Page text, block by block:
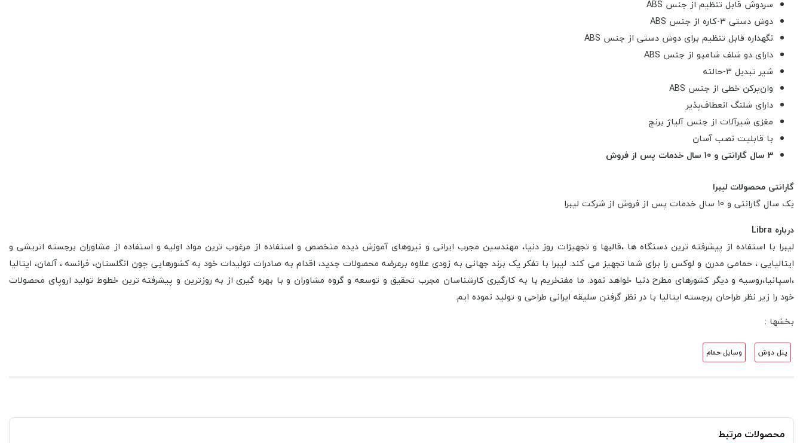
سردوش قابل تنظیم از جنس ABS
دوش دستی 3-کاره از جنس ABS
نگهداره قابل تنظیم برای دوش دستی از جنس ABS
دارای دو شلف شامپو از جنس ABS
شیر تبدیل 3-حالته
وان‌پرکن خطی از جنس ABS
دارای شلنگ انعطاف‌پذیر
مغزی شیرآلات از جنس آلیاژ برنج
با قابلیت نصب آسان
3 سال گارانتی و 10 سال خدمات پس از فروش
گارانتی محصولات لیبرا
یک سال گارانتی و 10 سال خدمات پس از فروش از شرکت لیبرا
درباره Libra
لیبرا با استفاده از پیشرفته ترین دستگاه ها ،قالبها و تجهیزات روز دنیا، مهندسین مجرب ایرانی و نیروهای آموزش دیده متخصص و استفاده از مرغوب ترین مواد اولیه و استفاده از مشاوران برجسته اتریشی و
ایتالیایی ، حمامی مدرن و لوکس را برای شما تجهیز می کند. لیبرا با تفکر یک برند جهانی به زودی علاوه برعرضه محصولات جدید، اقدام به صادرات تولیدات خود به کشورهایی چون انگلستان، فرانسه ، آلمان، ایتالیا
،اسپانیا،روسیه و دیگر کشورهای مطرح دنیا خواهد نمود. ما مفتخریم با به کارگیری کارشناسان مجرب تحقیق و توسعه و گروه مشاوران و با بهره گیری از به روزترین و پیشرفته ترین خطوط تولید اروپای محصولات
خود را زیر نظر طراحان برجسته ایتالیا با در نظر گرفتن سلیقه ایرانی طراحی و تولید نموده ایم.
بخشها :
پنل دوش وسایل حمام
محصولات مرتبط